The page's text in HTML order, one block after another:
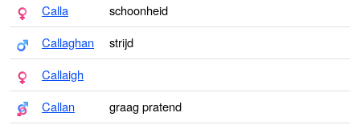
Calla
schoonheid
Callaghan
strijd
Callaigh
Callan
graag pratend